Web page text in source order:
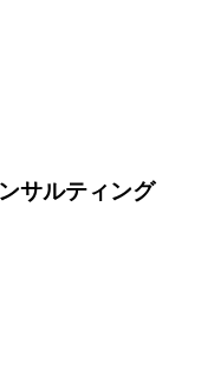
サルティング